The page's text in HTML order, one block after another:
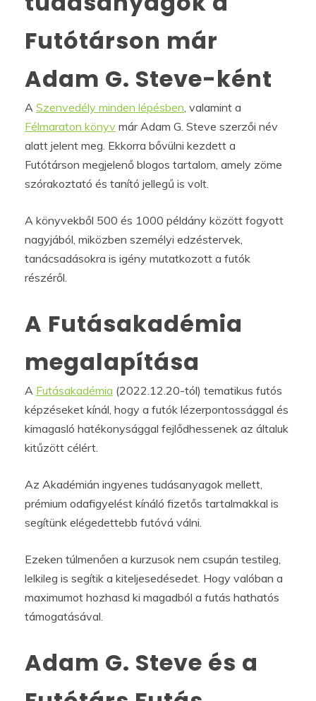
Futótárson már
Adam G. Steve-ként
A Szenvedély minden lépésben, valamint a
Félmaraton könyv már Adam G. Steve szerzői név
alatt jelent meg. Ekkorra bővülni kezdett a
Futótárson megjelenő blogos tartalom, amely zöme
szórakoztató és tanító jellegű is volt.
A könyvekből 500 és 1000 példány között fogyott
nagyjából, miközben személyi edzéstervek,
tanácsadásokra is igény mutatkozott a futók
részéről.
A Futásakadémia
megalapítása
A Futásakadémia (2022.12.20-tól) tematikus futós
képzéseket kínál, hogy a futók lézerpontossággal és
kimagasló hatékonysággal fejlődhessenek az általuk
kitűzött célért.
Az Akadémián ingyenes tudásanyagok mellett,
prémium odafigyelést kínáló fizetős tartalmakkal is
segítünk elégedettebb futóvá válni.
Ezeken túlmenően a kurzusok nem csupán testileg,
lelkileg is segítik a kiteljesedésedet. Hogy valóban a
maximumot hozhasd ki magadból a futás hathatós
támogatásával.
Adam G. Steve és a